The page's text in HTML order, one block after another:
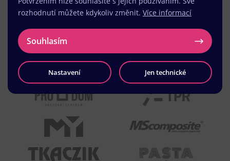
rozhodnutí můžete kdykoliv změnit. Více informací
Souhlasím
Nastavení Jen technické